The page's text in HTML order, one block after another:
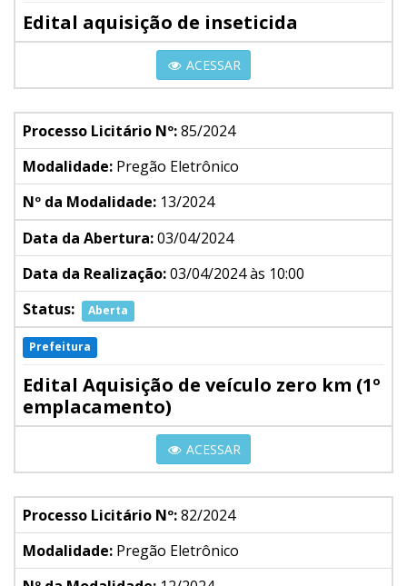
Edital aquisição de inseticida
ACESSAR
Processo Licitário Nº:85/2024
Modalidade: Pregão Eletrônico
Nº da Modalidade: 13/2024
Data da Abertura:03/04/2024
Data da Realização:03/04/2024 às 10:00
Status:
Aberta
Prefeitura
Edital Aquisição de veículo zero km (1º
emplacamento)
ACESSAR
Processo Licitário Nº:82/2024
Modalidade: Pregão Eletrônico